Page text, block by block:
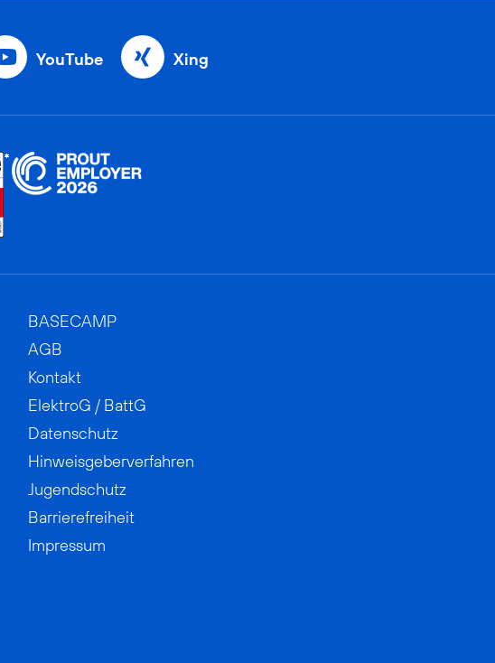
YouTube Xing
BASECAMP
AGB
Kontakt
ElektroG / BattG
Datenschutz
Hinweisgeberverfahren
Jugendschutz
Barrierefreiheit
Impressum